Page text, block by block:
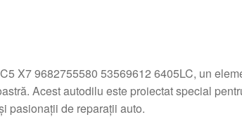
X7 9682755580 53569612 6405LC, un
Acest autodilu este proiectat special
pasionații de reparații auto.